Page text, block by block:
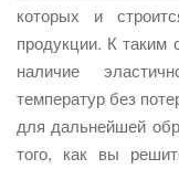
которых и
продукции. К таким
наличие
температур без
для дальнейшей
того, как вы